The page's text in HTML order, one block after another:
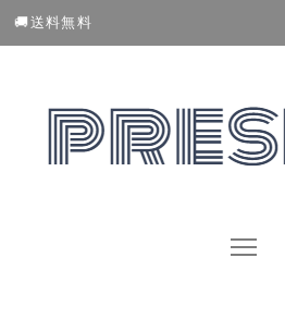
🚚送料無料